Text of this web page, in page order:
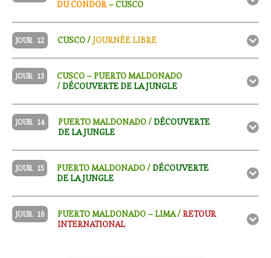
DU CONDOR– CUSCO
JOUR 12 CUSCO /JOURNÉE LIBRE
JOUR 13
CUSCO – PUERTO MALDONADO
/DÉCOUVERTE DE LA JUNGLE
JOUR 14 PUERTO MALDONADO /DÉCOUVERTE
DE LA JUNGLE
JOUR 15 PUERTO MALDONADO /DÉCOUVERTE
DE LA JUNGLE
JOUR 16 PUERTO MALDONADO – LIMA /RETOUR
INTERNATIONAL